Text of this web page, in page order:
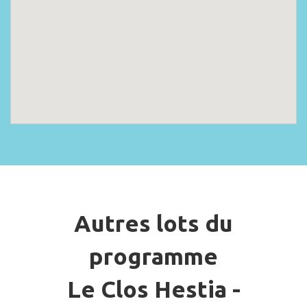
Autres lots du
programme
Le Clos Hestia -